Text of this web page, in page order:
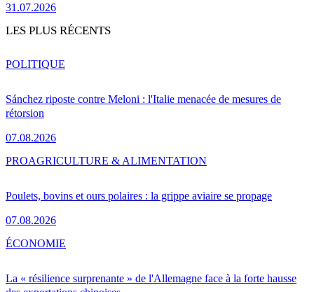
31.07.2026
LES PLUS RÉCENTS
Sánchez riposte contre Meloni : l'Italie menacée de mesures de
rétorsion
07.08.2026
POLITIQUE
Poulets, bovins et ours polaires : la grippe aviaire se propage
07.08.2026
PROAGRICULTURE & ALIMENTATION
La « résilience surprenante » de l'Allemagne face à la forte hausse
ÉCONOMIE